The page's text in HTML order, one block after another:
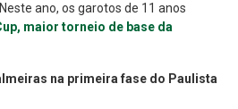
ano, os garotos de 11 anos
maior torneio de base da
na primeira fase do Paulista